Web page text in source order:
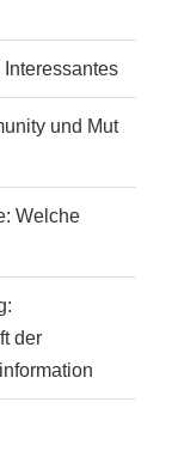
Interessantes
und Mut
Welche
der